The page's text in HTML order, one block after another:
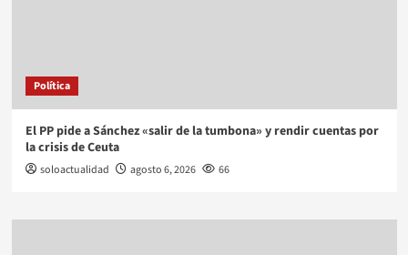
Política
El PP pide a Sánchez «salir de la tumbona» y rendir cuentas por
la crisis de Ceuta
soloactualidad agosto 6, 2026 66